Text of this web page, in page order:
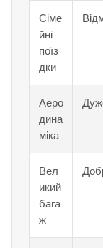
Сіме
йні
поїз
дки
Аеро
дина
міка
Вел
икий
бага
ж